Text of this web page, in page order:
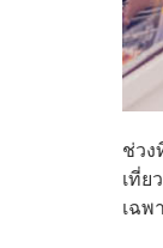
ช่วง
เที่ย
เฉ